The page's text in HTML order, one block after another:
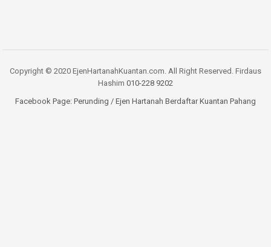
Copyright © 2020 EjenHartanahKuantan.com. All Right Reserved. Firdaus
Hashim 010-228 9202
Facebook Page: Perunding / Ejen Hartanah Berdaftar Kuantan Pahang